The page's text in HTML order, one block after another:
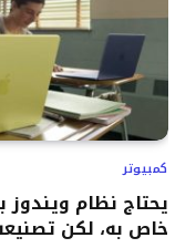
كمبيوتر
خاص به، لكن